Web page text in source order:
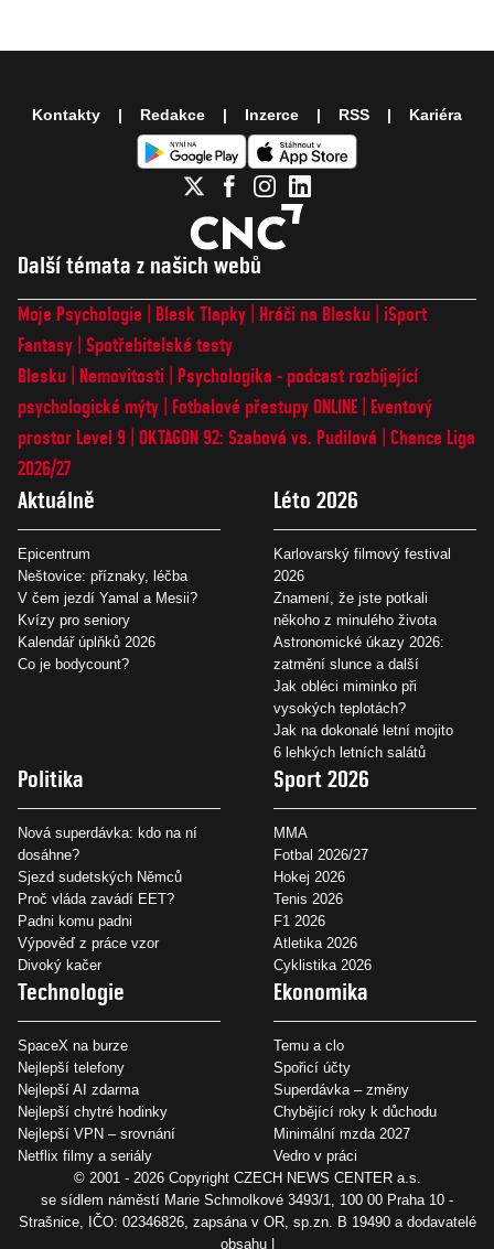
Další témata z našich webů
Moje Psychologie Blesk Tlapky Hráči na Blesku
iSport
Fantasy Spotřebitelské testy
Blesku
Nemovitosti
Psychologika - podcast rozbíjející
psychologické mýty
Fotbalové přestupy ONLINE
Eventový
prostor Level 9 OKTAGON 92: Szabová vs. Pudilová
Chance Liga
2026/27
Aktuálně
Epicentrum
Neštovice: příznaky, léčba
V čem jezdí Yamal a Mesii?
Kvízy pro seniory
Kalendář úplňků 2026
Co je bodycount?
Léto 2026
Karlovarský filmový festival
2026
Znamení, že jste potkali
někoho z minulého života
Astronomické úkazy 2026:
zatmění slunce a další
Jak obléci miminko při
vysokých teplotách?
Jak na dokonalé letní mojito
6 lehkých letních salátů
Politika
Nová superdávka: kdo na ní
dosáhne?
Sjezd sudetských Němců
Proč vláda zavádí EET?
Padni komu padni
Výpověď z práce vzor
Divoký kačer
Sport 2026
MMA
Fotbal 2026/27
Hokej 2026
Tenis 2026
F1 2026
Atletika 2026
Cyklistika 2026
Technologie
SpaceX na burze
Nejlepší telefony
Nejlepší AI zdarma
Nejlepší chytré hodinky
Nejlepší VPN – srovnání
Netflix filmy a seriály
Ekonomika
Temu a clo
Spořicí účty
Superdávka – změny
Chybějící roky k důchodu
Minimální mzda 2027
Vedro v práci
Kontakty Redakce Inzerce RSS Kariéra
© 2001 - 2026 Copyright CZECH NEWS CENTER a.s.
se sídlem náměstí Marie Schmolkové 3493/1, 100 00 Praha 10 -
Strašnice, IČO: 02346826, zapsána v OR, sp.zn. B 19490 a dodavatelé
obsahu